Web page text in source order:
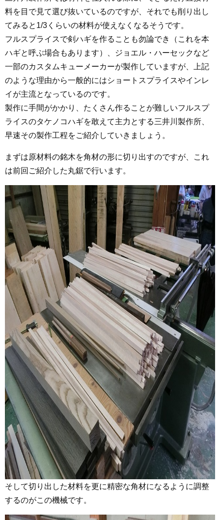
料を目で見て選び抜いているのですが、それでも削り出し
てみると1/3くらいの材料が使えなくなるそうです。
フルスプライスで剣ハギを作ることも勿論でき（これを本
ハギと呼ぶ場合もあります）、ジョエル・ハーセックなど
一部のカスタムキューメーカーが製作していますが、上記
のような理由から一般的にはショートスプライスやインレ
イが主流となっているのです。
製作に手間がかかり、たくさん作ることが難しいフルスプ
ライスのタケノコハギを敢えて主力とする三井川製作所、
早速その製作工程をご紹介していきましょう。
まずは原材料の銘木を角材の形に切り出すのですが、これ
は前回ご紹介した丸鋸で行います。
そして切り出した材料を更に精密な角材になるように調整
するのがこの機械です。